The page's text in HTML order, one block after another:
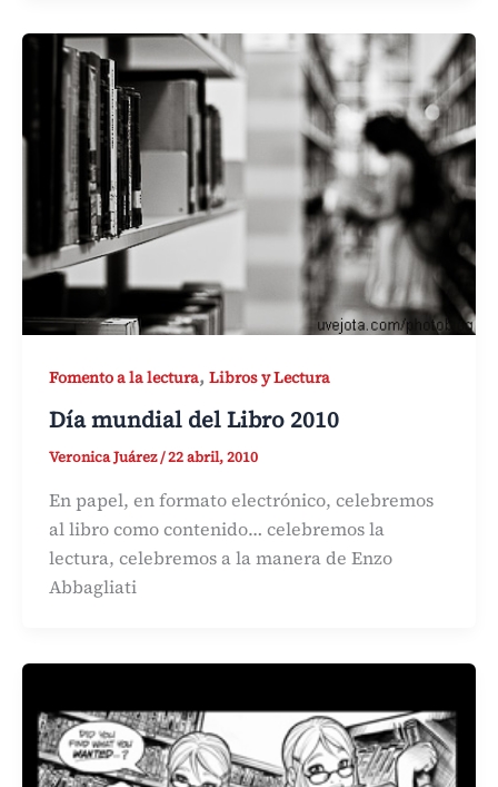
Fomento a la lectura, Libros y Lectura
Día mundial del Libro 2010
Veronica Juárez/22 abril, 2010
En papel, en formato electrónico, celebremos
al libro como contenido… celebremos la
lectura, celebremos a la manera de Enzo
Abbagliati